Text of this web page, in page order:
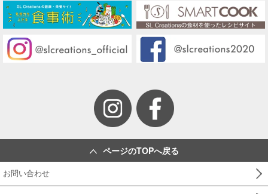
ページのTOPへ戻る
お問い合わせ